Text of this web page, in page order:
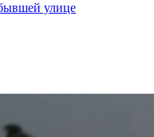
улице